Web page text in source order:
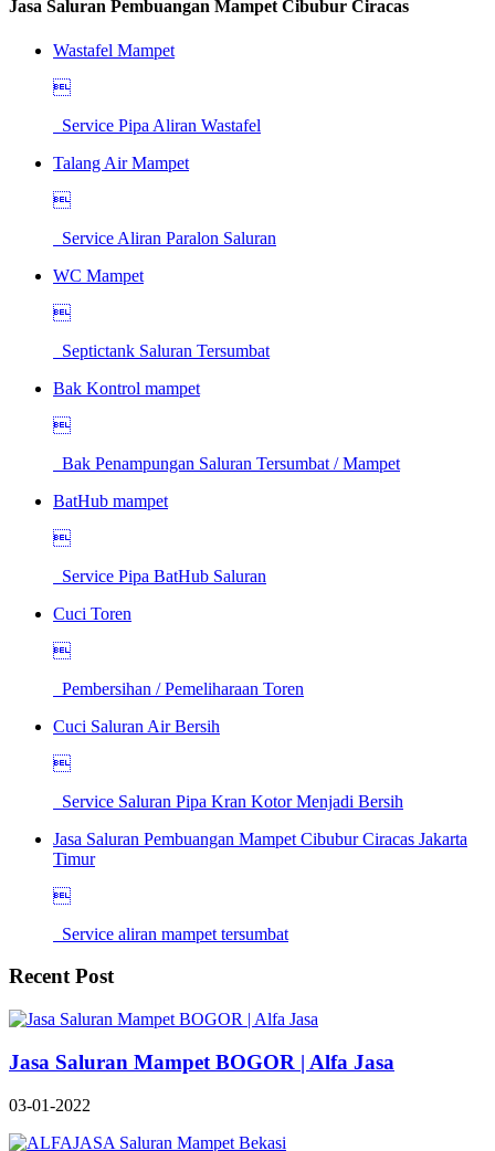
Jasa Saluran Pembuangan Mampet Cibubur Ciracas
Wastafel Mampet

Service Pipa Aliran Wastafel
Talang Air Mampet

Service Aliran Paralon Saluran
WC Mampet

Septictank Saluran Tersumbat
Bak Kontrol mampet

Bak Penampungan Saluran Tersumbat / Mampet
BatHub mampet

Service Pipa BatHub Saluran
Cuci Toren

Pembersihan / Pemeliharaan Toren
Cuci Saluran Air Bersih

Service Saluran Pipa Kran Kotor Menjadi Bersih
Jasa Saluran Pembuangan Mampet Cibubur Ciracas Jakarta
Timur

Service aliran mampet tersumbat
Recent Post
Jasa Saluran Mampet BOGOR | Alfa Jasa
03-01-2022